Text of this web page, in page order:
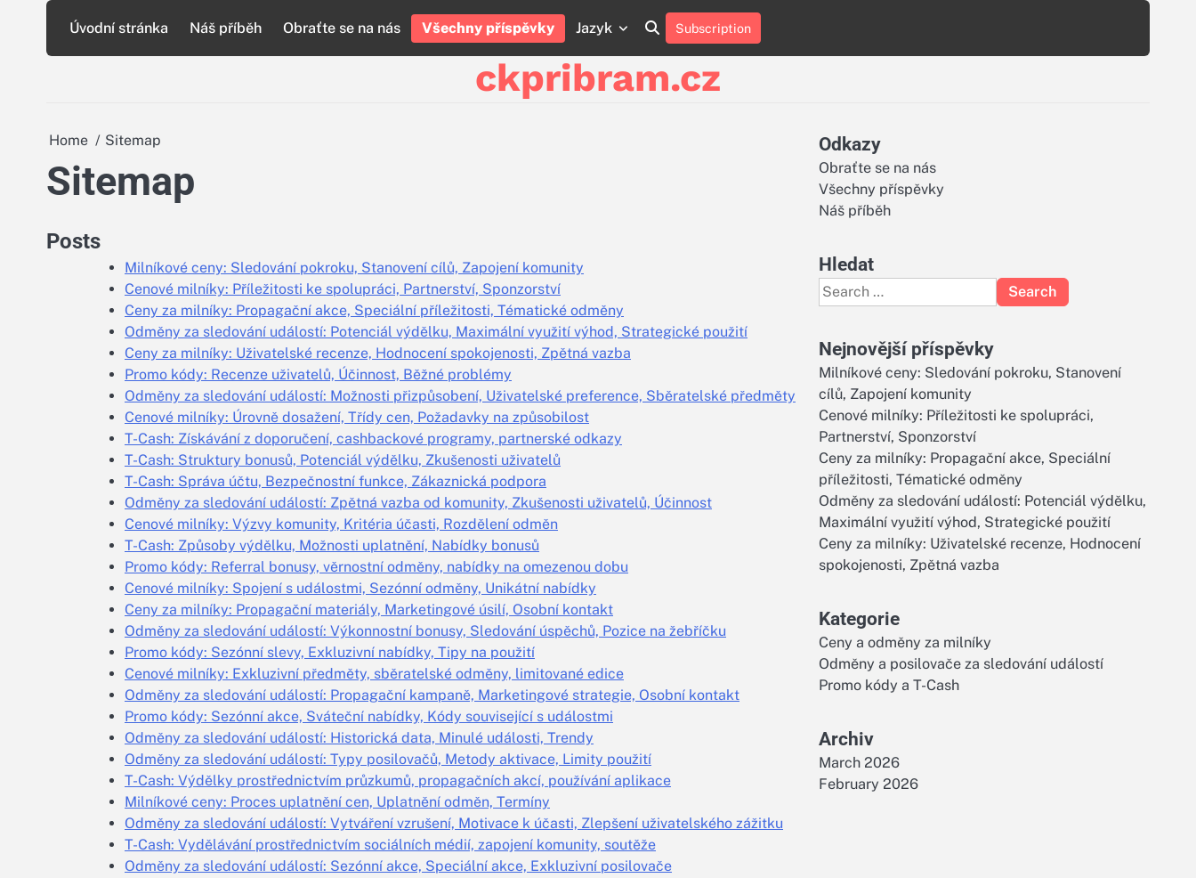
content
Úvodní stránka Náš příběh Obraťte se na nás Všechny příspěvky Jazyk
About
Us
Contact
Us
Cookie
Policy
Privacy
Policy
Sitemap
Terms
and
Conditions
Subscription
ckpribram.cz
Home Sitemap
Sitemap
Posts
Milníkové ceny: Sledování pokroku, Stanovení cílů, Zapojení komunity
Cenové milníky: Příležitosti ke spolupráci, Partnerství, Sponzorství
Ceny za milníky: Propagační akce, Speciální příležitosti, Tématické odměny
Odměny za sledování událostí: Potenciál výdělku, Maximální využití výhod, Strategické použití
Ceny za milníky: Uživatelské recenze, Hodnocení spokojenosti, Zpětná vazba
Promo kódy: Recenze uživatelů, Účinnost, Běžné problémy
Odměny za sledování událostí: Možnosti přizpůsobení, Uživatelské preference, Sběratelské předměty
Cenové milníky: Úrovně dosažení, Třídy cen, Požadavky na způsobilost
T-Cash: Získávání z doporučení, cashbackové programy, partnerské odkazy
T-Cash: Struktury bonusů, Potenciál výdělku, Zkušenosti uživatelů
T-Cash: Správa účtu, Bezpečnostní funkce, Zákaznická podpora
Odměny za sledování událostí: Zpětná vazba od komunity, Zkušenosti uživatelů, Účinnost
Cenové milníky: Výzvy komunity, Kritéria účasti, Rozdělení odměn
T-Cash: Způsoby výdělku, Možnosti uplatnění, Nabídky bonusů
Promo kódy: Referral bonusy, věrnostní odměny, nabídky na omezenou dobu
Cenové milníky: Spojení s událostmi, Sezónní odměny, Unikátní nabídky
Ceny za milníky: Propagační materiály, Marketingové úsilí, Osobní kontakt
Odměny za sledování událostí: Výkonnostní bonusy, Sledování úspěchů, Pozice na žebříčku
Promo kódy: Sezónní slevy, Exkluzivní nabídky, Tipy na použití
Cenové milníky: Exkluzivní předměty, sběratelské odměny, limitované edice
Odměny za sledování událostí: Propagační kampaně, Marketingové strategie, Osobní kontakt
Promo kódy: Sezónní akce, Sváteční nabídky, Kódy související s událostmi
Odměny za sledování událostí: Historická data, Minulé události, Trendy
Odměny za sledování událostí: Typy posilovačů, Metody aktivace, Limity použití
T-Cash: Výdělky prostřednictvím průzkumů, propagačních akcí, používání aplikace
Milníkové ceny: Proces uplatnění cen, Uplatnění odměn, Termíny
Odměny za sledování událostí: Vytváření vzrušení, Motivace k účasti, Zlepšení uživatelského zážitku
T-Cash: Vydělávání prostřednictvím sociálních médií, zapojení komunity, soutěže
Odměny za sledování událostí: Sezónní akce, Speciální akce, Exkluzivní posilovače
Odkazy
Obraťte se na nás
Všechny příspěvky
Náš příběh
Hledat
Search
for:
Nejnovější příspěvky
Milníkové ceny: Sledování pokroku, Stanovení
cílů, Zapojení komunity
Cenové milníky: Příležitosti ke spolupráci,
Partnerství, Sponzorství
Ceny za milníky: Propagační akce, Speciální
příležitosti, Tématické odměny
Odměny za sledování událostí: Potenciál výdělku,
Maximální využití výhod, Strategické použití
Ceny za milníky: Uživatelské recenze, Hodnocení
spokojenosti, Zpětná vazba
Kategorie
Ceny a odměny za milníky
Odměny a posilovače za sledování událostí
Promo kódy a T-Cash
Archiv
March 2026
February 2026